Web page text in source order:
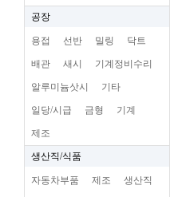
공장
용접 선반 밀링 닥트
배관 새시 기계정비수리
알루미늄삿시 기타
일당/시급 금형 기계
제조
생산직/식품
자동차부품 제조 생산직